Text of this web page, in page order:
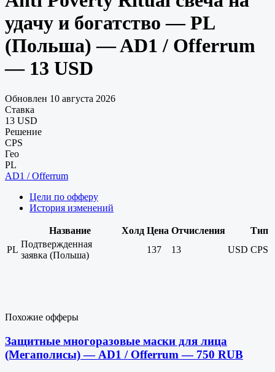
удачу и богатство — PL
(Польша) — AD1 / Offerrum
— 13 USD
Обновлен 10 августа 2026
Ставка
13 USD
Решение
CPS
Гео
PL
AD1 / Offerrum
Цели по офферу
История изменений
Название Холд Цена Отчисления
Тип
PL
Подтвержденная
заявка (Польша)
137 13 USD CPS
Похожие офферы
Защитные многоразовые маски для лица
(Мегаполисы) — AD1 / Offerrum — 750 RUB